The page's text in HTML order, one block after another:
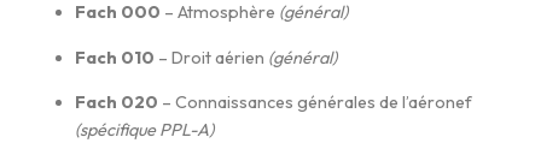
Fach 000 – Atmosphère (général)
Fach 010 – Droit aérien (général)
Fach 020 – Connaissances générales de l’aéronef
(spécifique PPL-A)